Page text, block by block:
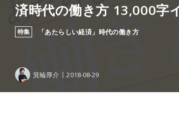
済時代の働き方 13,000字
特集 「あたらしい経済」時代の働き方
箕輪厚介 2018-08-29